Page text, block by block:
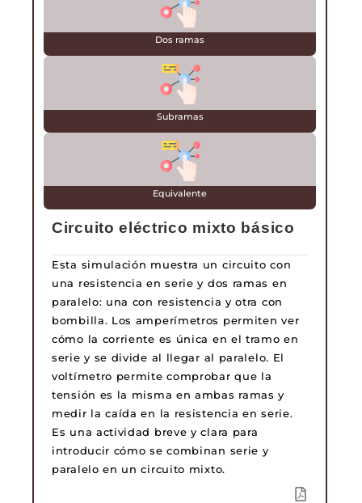
Dos ramas
Subramas
Equivalente
Circuito eléctrico mixto básico
Esta simulación muestra un circuito con
una resistencia en serie y dos ramas en
paralelo: una con resistencia y otra con
bombilla. Los amperímetros permiten ver
cómo la corriente es única en el tramo en
serie y se divide al llegar al paralelo. El
voltímetro permite comprobar que la
tensión es la misma en ambas ramas y
medir la caída en la resistencia en serie.
Es una actividad breve y clara para
introducir cómo se combinan serie y
paralelo en un circuito mixto.